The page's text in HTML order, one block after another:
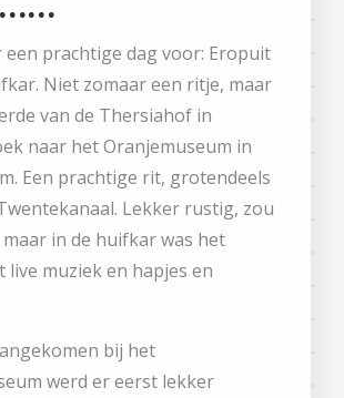
een prachtige dag voor: Eropuit
Niet zomaar een ritje, maar
van de Thersiahof in
naar het Oranjemuseum in
Een prachtige rit, grotendeels
Lekker rustig, zou
in de huifkar was het
live muziek en hapjes en
bij het
werd er eerst lekker